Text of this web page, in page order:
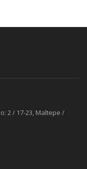
2 / 17-23, Maltepe /